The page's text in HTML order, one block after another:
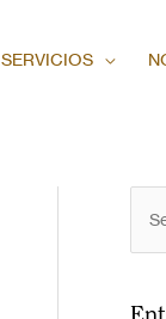
SERVICIOS